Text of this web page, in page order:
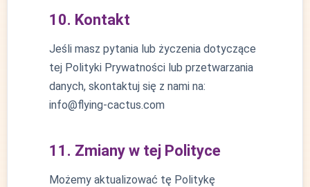
10. Kontakt
Jeśli masz pytania lub życzenia dotyczące
tej Polityki Prywatności lub przetwarzania
danych, skontaktuj się z nami na:
info@flying-cactus.com
11. Zmiany w tej Polityce
Możemy aktualizować tę Politykę